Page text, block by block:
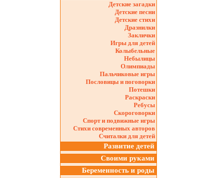
Детские загадки
Детские песни
Детские стихи
Дразнилки
Заклички
Игры для детей
Колыбельные
Небылицы
Олимпиады
Пальчиковые игры
Пословицы и поговорки
Потешки
Раскраски
Ребусы
Скороговорки
Спорт и подвижные игры
Стихи современных авторов
Считалки для детей
Развитие детей
Своими руками
Беременность и роды